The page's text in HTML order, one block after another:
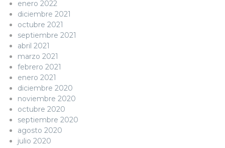
enero 2022
diciembre 2021
octubre 2021
septiembre 2021
abril 2021
marzo 2021
febrero 2021
enero 2021
diciembre 2020
noviembre 2020
octubre 2020
septiembre 2020
agosto 2020
julio 2020